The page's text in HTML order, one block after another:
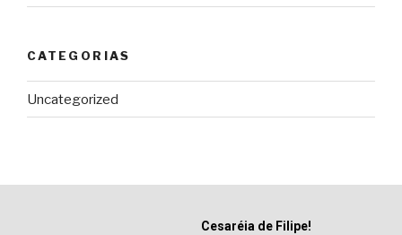
CATEGORIAS
Uncategorized
Cesaréia de Filipe!